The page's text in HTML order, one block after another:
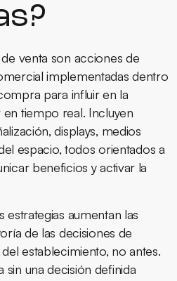
venta son acciones de
implementadas dentro
para influir en la
tiempo real. Incluyen
displays, medios
espacio, todos orientados a
beneficios y activar la
estrategias aumentan las
de las decisiones de
establecimiento, no antes.
una decisión definida